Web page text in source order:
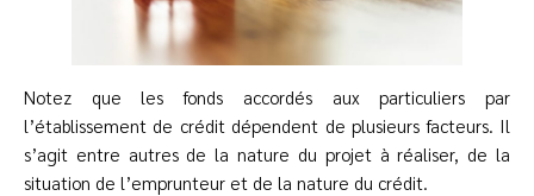
Notez que les fonds accordés aux particuliers par
l’établissement de crédit dépendent de plusieurs facteurs. Il
s’agit entre autres de la nature du projet à réaliser, de la
situation de l’emprunteur et de la nature du crédit.